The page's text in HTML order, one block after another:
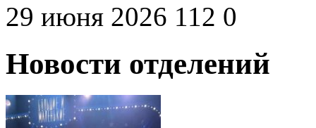
29 июня 2026 112 0
Новости отделений